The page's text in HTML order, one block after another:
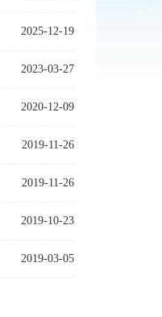
2025-12-19
2023-03-27
2020-12-09
2019-11-26
2019-11-26
2019-10-23
2019-03-05